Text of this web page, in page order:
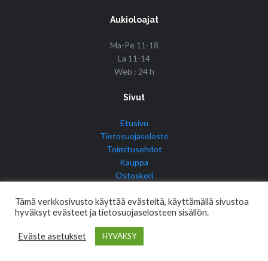
Aukioloajat
Ma-Pe 11-18
La 11-14
Web : 24 h
Sivut
Etusivu
Tietosuojaseloste
Toimitusehdot
Kauppa
Ostoskori
© Copyright 2017 Fin Budo Best | Golden Tiger
Tämä verkkosivusto käyttää evästeitä, käyttämällä sivustoa
hyväksyt evästeet ja tietosuojaselosteen sisällön.
Eväste asetukset HYVÄKSY